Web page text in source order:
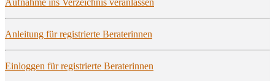
Anlei­tung für regis­trier­te Beraterinnen
Ein­log­gen für regis­trier­te Beraterinnen